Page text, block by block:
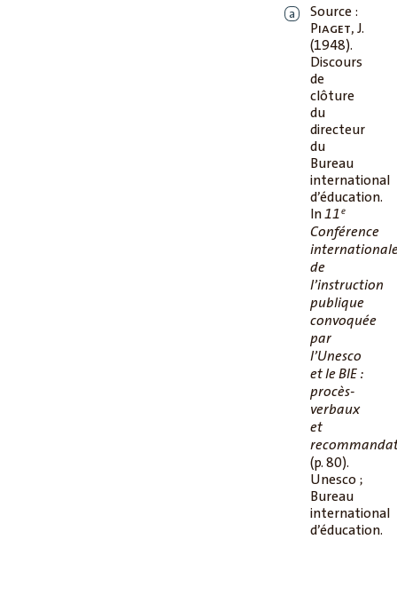
a
Source :
Piaget, J.
(1948).
Discours
de
clôture
du
directeur
du
Bureau
international
d’éducation.
In11ᵉ
Conférence
de
l’instruction
publique
convoquée
par
l’Unesco
et le BIE :
procès-
verbaux
et
(p. 80).
Unesco ;
Bureau
international
d’éducation.